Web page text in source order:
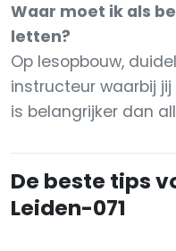
Waar moet ik als
letten?
Op lesopbouw,
instructeur waarbij
is belangrijker dan
De beste tips
Leiden-071